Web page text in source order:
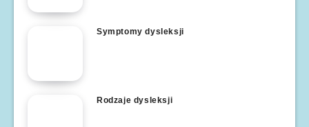
Symptomy dysleksji
Rodzaje dysleksji